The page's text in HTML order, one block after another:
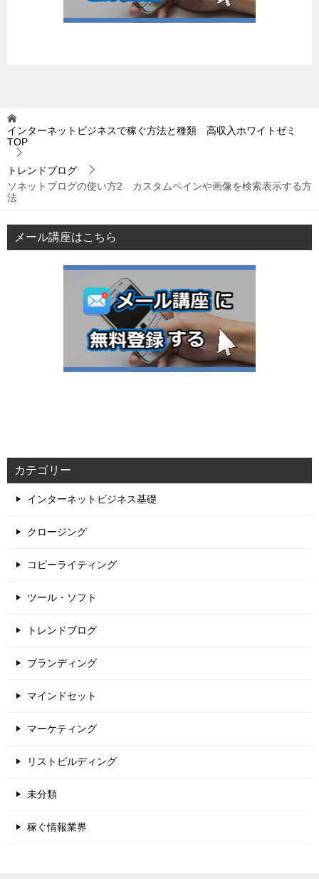
インターネットビジネスで稼ぐ方法と種類 高収入ホワイトゼミ
TOP
トレンドブログ
ソネットブログの使い方2 カスタムペインや画像を検索表示する方
法
メール講座はこちら
カテゴリー
インターネットビジネス基礎
クロージング
コピーライティング
ツール・ソフト
トレンドブログ
ブランディング
マインドセット
マーケティング
リストビルディング
未分類
稼ぐ情報業界